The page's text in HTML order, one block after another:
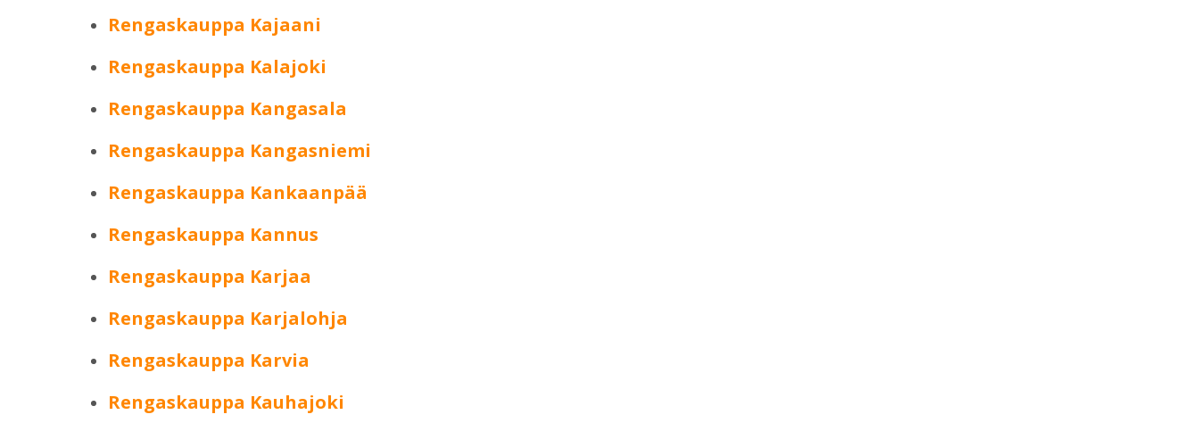
Rengaskauppa Kajaani
Rengaskauppa Kalajoki
Rengaskauppa Kangasala
Rengaskauppa Kangasniemi
Rengaskauppa Kankaanpää
Rengaskauppa Kannus
Rengaskauppa Karjaa
Rengaskauppa Karjalohja
Rengaskauppa Karvia
Rengaskauppa Kauhajoki